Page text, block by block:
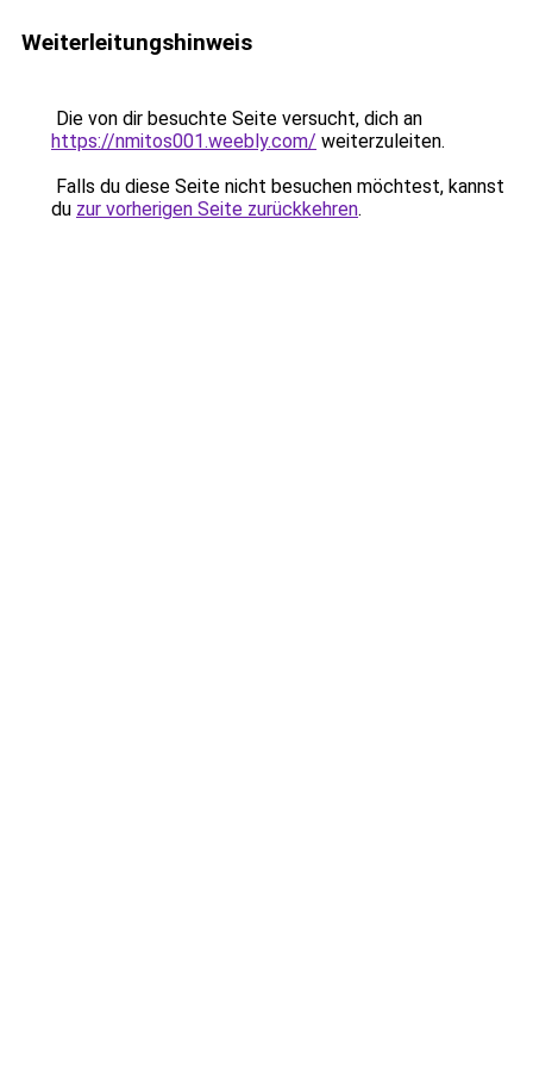
Weiterleitungshinweis
Die von dir besuchte Seite versucht, dich an
https://nmitos001.weebly.com/ weiterzuleiten.
Falls du diese Seite nicht besuchen möchtest, kannst
du zur vorherigen Seite zurückkehren.